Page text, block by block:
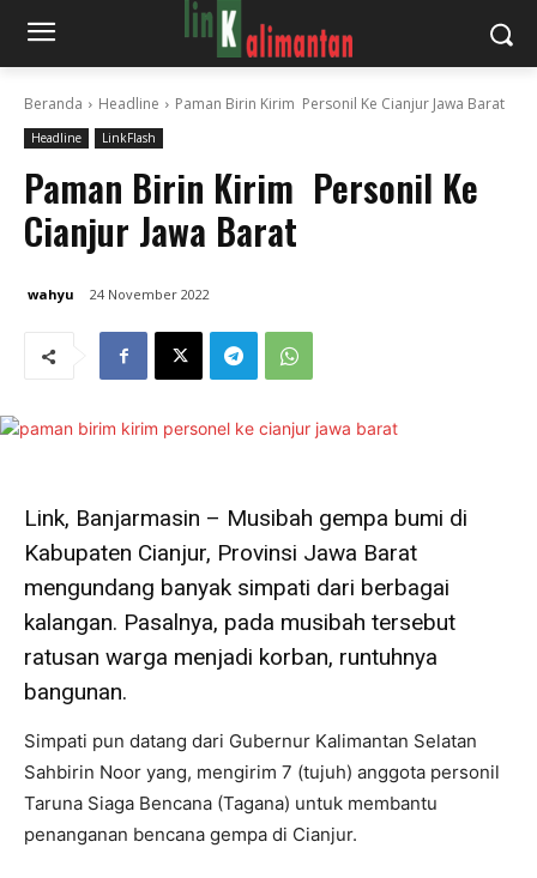
Beranda Headline Paman Birin Kirim Personil Ke Cianjur Jawa Barat
Headline LinkFlash
Paman Birin Kirim Personil Ke
Cianjur Jawa Barat
wahyu 24 November 2022
Link, Banjarmasin – Musibah gempa bumi di
Kabupaten Cianjur, Provinsi Jawa Barat
mengundang banyak simpati dari berbagai
kalangan. Pasalnya, pada musibah tersebut
ratusan warga menjadi korban, runtuhnya
bangunan.
Simpati pun datang dari Gubernur Kalimantan Selatan
Sahbirin Noor yang, mengirim 7 (tujuh) anggota personil
Taruna Siaga Bencana (Tagana) untuk membantu
penanganan bencana gempa di Cianjur.